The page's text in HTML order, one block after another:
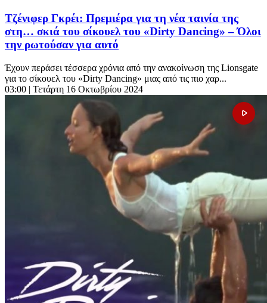
Τζένιφερ Γκρέι: Πρεμιέρα για τη νέα ταινία της
στη… σκιά του σίκουελ του «Dirty Dancing» – Όλοι
την ρωτούσαν για αυτό
Έχουν περάσει τέσσερα χρόνια από την ανακοίνωση της Lionsgate
για το σίκουελ του «Dirty Dancing» μιας από τις πιο χαρ...
03:00 | Τετάρτη 16 Οκτωβρίου 2024